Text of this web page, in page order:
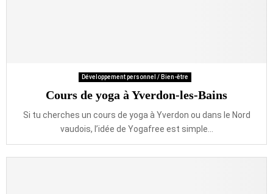
Développement personnel / Bien-être
Cours de yoga à Yverdon-les-Bains
Si tu cherches un cours de yoga à Yverdon ou dans le Nord
vaudois, l’idée de Yogafree est simple...